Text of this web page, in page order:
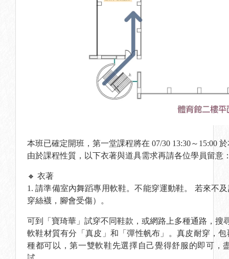
本班已確定開班，第一堂課程將在 07/30 13:30～15:00
由於課程性質，以下衣著與道具需求再請各位學員留意
🔸 衣著
1. 請準備室內舞蹈專用軟鞋。不能穿運動鞋。 若來不
穿絲襪，腳會受傷）。
可到「寶琦華」試穿不同鞋款，或網路上多種通路，搜
軟鞋材質有分「真皮」和「彈性帆布」。真皮耐穿，
種都可以，第一雙軟鞋先選擇自己覺得舒服的即可，